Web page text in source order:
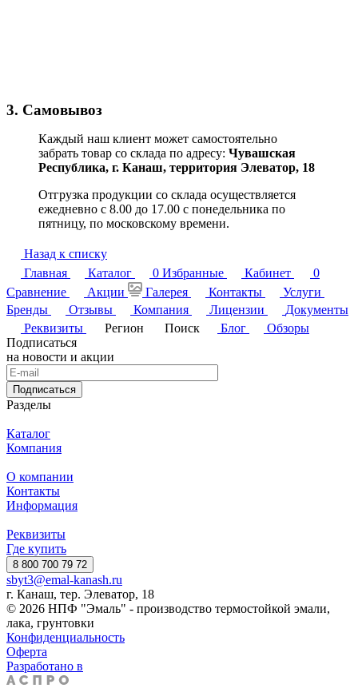
3. Самовывоз
Каждый наш клиент может самостоятельно
забрать товар со склада по адресу: Чувашская
Республика, г. Канаш, территория Элеватор, 18
Отгрузка продукции со склада осуществляется
ежедневно с 8.00 до 17.00 с понедельника по
пятницу, по московскому времени.
Назад к списку
Главная
Каталог 0 Избранные Кабинет
0
Сравнение
Акции Галерея Контакты
Услуги
Бренды
Отзывы Компания Лицензии
Документы
Реквизиты
Регион Поиск Блог
Обзоры
Подписаться
на новости и акции
Подписаться
Разделы
Каталог
Компания
О компании
Контакты
Информация
Реквизиты
Где купить
8 800 700 79 72
sbyt3@emal-kanash.ru
г. Канаш, тер. Элеватор, 18
© 2026 НПФ "Эмаль" - производство термостойкой эмали,
лака, грунтовки
Конфиденциальность
Оферта
Разработано в